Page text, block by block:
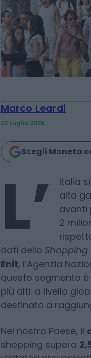
Marco Leardi
Scegli Moneta
L’
Italia
alta
avanti
2
dati delloShopping
Enit, l’Agenzia
più alti: a livello
destinato a